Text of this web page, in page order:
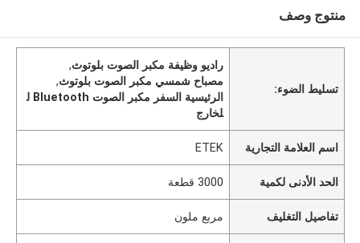
منتوج وصف
تسليط الضوء:
راديو وظيفة مكبر الصوت بلوتوث,
مصباح شمسي مكبر الصوت بلوتوث,
الرئيسية السفر مكبر الصوت Bluetooth ل
لخارج
اسم العلامة التجارية ETEK
الحد الأدنى لكمية 3000 قطعة
تفاصيل التغليف مربع ملون